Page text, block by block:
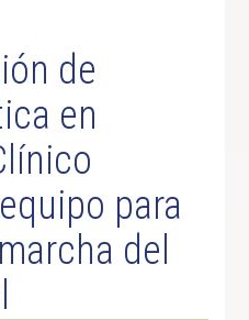
de
en
para
del